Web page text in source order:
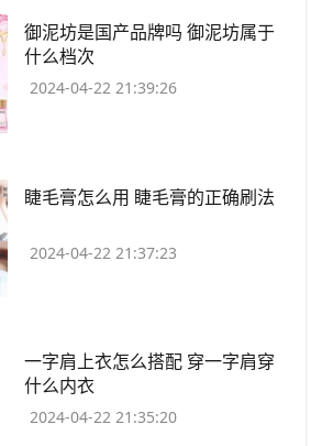
​御泥坊是国产品牌吗 御泥坊属于
什么档次
2024-04-22 21:39:26
​睫毛膏怎么用 睫毛膏的正确刷法
2024-04-22 21:37:23
​一字肩上衣怎么搭配 穿一字肩穿
什么内衣
2024-04-22 21:35:20